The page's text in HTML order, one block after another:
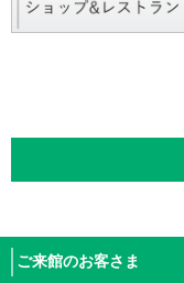
ご来館のお客さま